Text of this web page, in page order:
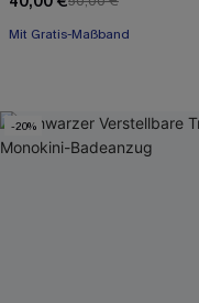
Mit Gratis-Maßband
-20%